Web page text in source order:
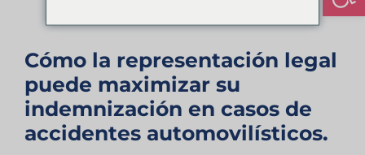
Quienes Somos
Blog
Cómo la representación legal
puede maximizar su
indemnización en casos de
accidentes automovilísticos.